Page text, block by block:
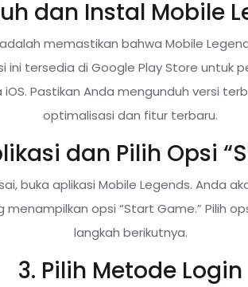
dan Instal Mobile
memastikan bahwa Mobile
ini tersedia di Google Play Store untuk
Pastikan Anda mengunduh versi
optimalisasi dan fitur terbaru.
dan Pilih Opsi
buka aplikasi Mobile Legends. Anda
opsi “Start Game.” Pilih
langkah berikutnya.
3. Pilih Metode Login